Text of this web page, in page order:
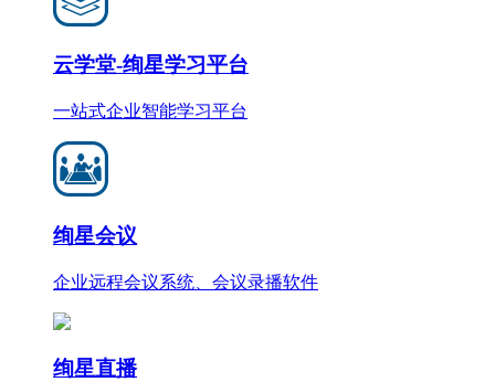
云学堂-绚星学习平台
一站式企业智能学习平台
绚星会议
企业远程会议系统、会议录播软件
绚星直播